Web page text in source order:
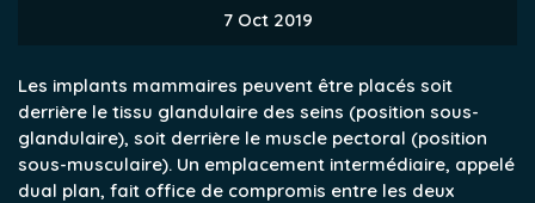
7 Oct 2019
Les implants mammaires peuvent être placés soit
derrière le tissu glandulaire des seins (position sous-
glandulaire), soit derrière le muscle pectoral (position
sous-musculaire). Un emplacement intermédiaire, appelé
dual plan, fait office de compromis entre les deux